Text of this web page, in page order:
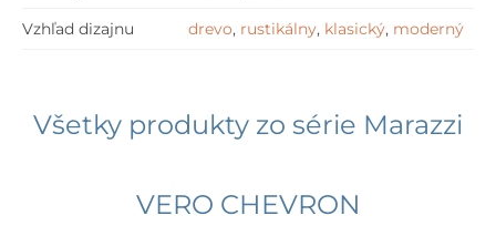
Vzhľad dizajnu drevo, rustikálny, klasický, moderný
Všetky produkty zo série Marazzi
VERO CHEVRON